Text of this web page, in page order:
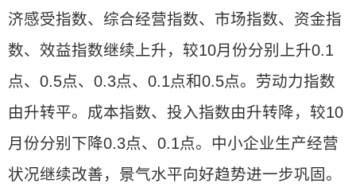
济感受指数、综合经营指数、市场指数、资金指
数、效益指数继续上升，较10月份分别上升0.1
点、0.5点、0.3点、0.1点和0.5点。劳动力指数
由升转平。成本指数、投入指数由升转降，较10
月份分别下降0.3点、0.1点。中小企业生产经营
状况继续改善，景气水平向好趋势进一步巩固。